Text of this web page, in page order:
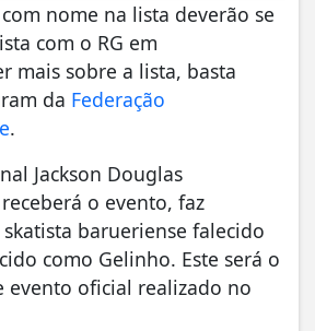
nome na lista deverão se
com o RG em
mais sobre a lista, basta
da Federação
.
Jackson Douglas
o evento, faz
barueriense falecido
como Gelinho. Este será o
evento oficial realizado no